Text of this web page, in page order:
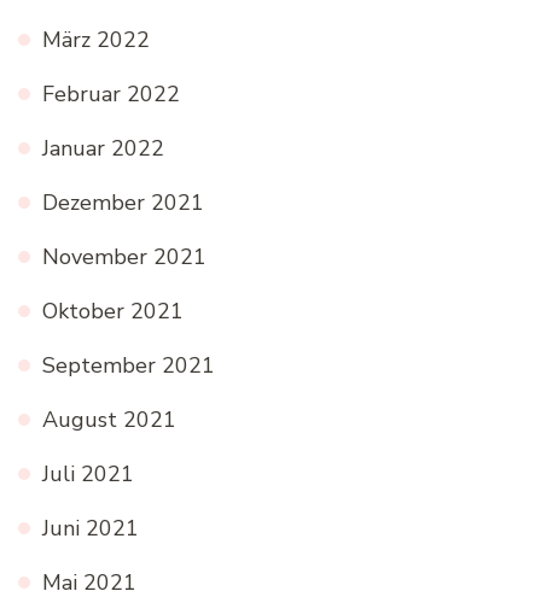
März 2022
Februar 2022
Januar 2022
Dezember 2021
November 2021
Oktober 2021
September 2021
August 2021
Juli 2021
Juni 2021
Mai 2021